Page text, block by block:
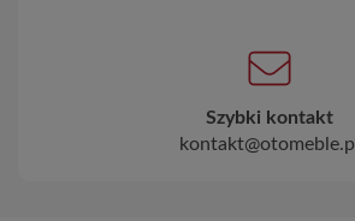
Szybki kontakt
kontakt@otomeble.pl